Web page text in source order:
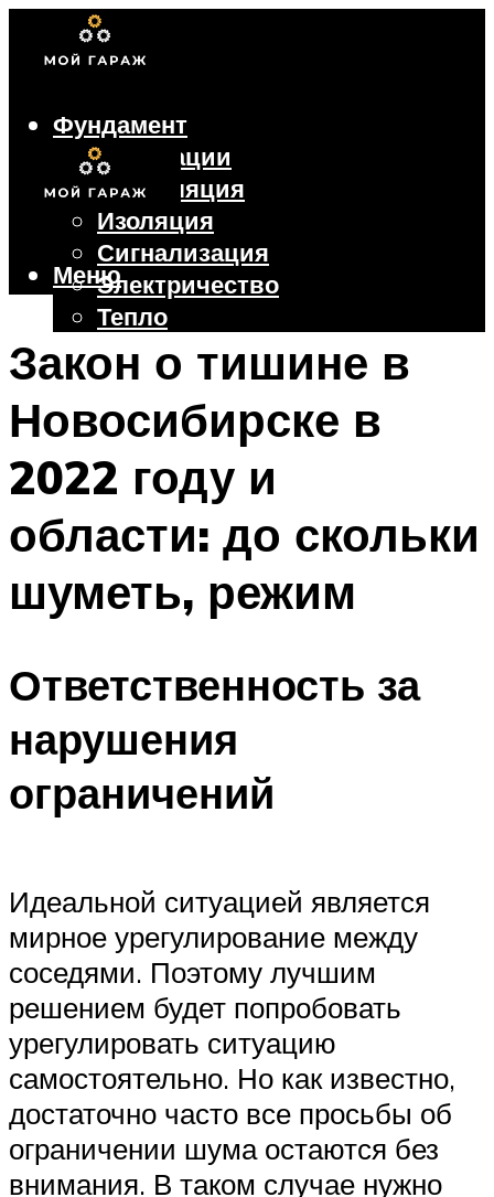
Фундамент
Коммуникации
Вентиляция
Изоляция
Сигнализация
Электричество
Тепло
Крыша
Ворота
Меню
Меню
Закон о тишине в
Новосибирске в
2022 году и
области: до скольки
шуметь, режим
Ответственность за
нарушения
ограничений
Идеальной ситуацией является
мирное урегулирование между
соседями. Поэтому лучшим
решением будет попробовать
урегулировать ситуацию
самостоятельно. Но как известно,
достаточно часто все просьбы об
ограничении шума остаются без
внимания. В таком случае нужно